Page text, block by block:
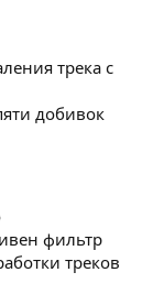
трека с
добивок
фильтр
треков